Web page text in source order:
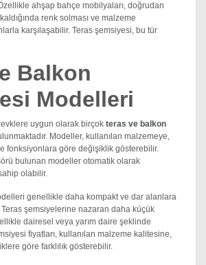
ahşap bahçe mobilyaları, doğrudan
renk solması ve malzeme
karşılaşabilir. Teras şemsiyesi, bu tür
Balkon
Modelleri
uygun olarak birçok teras ve balkon
Modeller, kullanılan malzemeye,
fonksiyonlara göre değişiklik gösterebilir.
bulunan modeller otomatik olarak
olabilir.
genellikle daha kompakt ve dar alanlara
Teras şemsiyelerine nazaran daha küçük
dairesel veya yarım daire şeklinde
fiyatları, kullanılan malzeme kalitesine,
göre farklılık gösterebilir.